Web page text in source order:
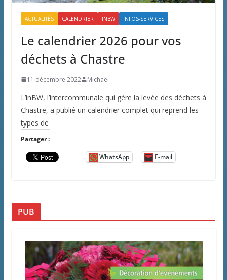
ACTUALITÉS CALENDRIER INBW INFOS-SERVICES
Le calendrier 2026 pour vos
déchets à Chastre
11 décembre 2022 Michaël
L’inBW, l’intercommunale qui gère la levée des déchets à
Chastre, a publié un calendrier complet qui reprend les
types de
Partager :
WhatsApp E-mail
PUB